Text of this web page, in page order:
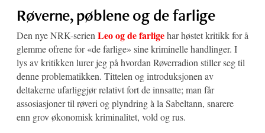
Røverne, pøblene og de farlige
Den nye NRK-serienLeo og de farligehar høstet kritikk for å
glemme ofrene for «de farlige» sine kriminelle handlinger. I
lys av kritikken lurer jeg på hvordan Røverradion stiller seg til
denne problematikken. Tittelen og introduksjonen av
deltakerne ufarliggjør relativt fort de innsatte; man får
assosiasjoner til røveri og plyndring à la Sabeltann, snarere
enn grov økonomisk kriminalitet, vold og rus.